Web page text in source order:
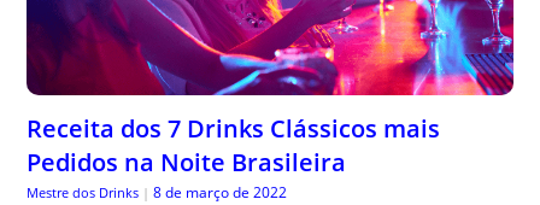
Receita dos 7 Drinks Clássicos mais
Pedidos na Noite Brasileira
Mestre dos Drinks | 8 de março de 2022